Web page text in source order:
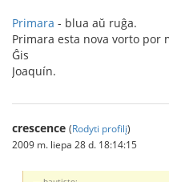
Primara - blua aŭ ruĝa.
Primara esta nova vorto por
Ĝis
Joaquín.
crescence (Rodyti profilį)
2009 m. liepa 28 d. 18:14:15